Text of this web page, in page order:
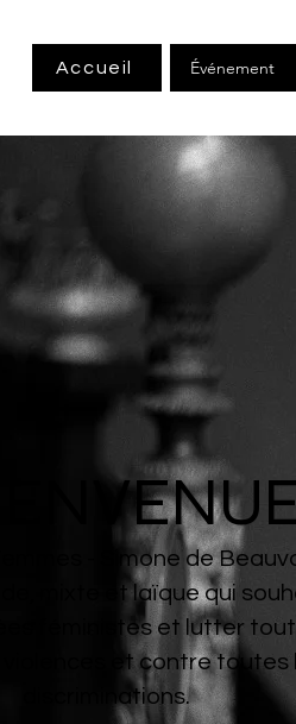
Accueil Événement
- Simone de
mixte et laïque qui
féministes et lutter
et contre toutes
discriminations.